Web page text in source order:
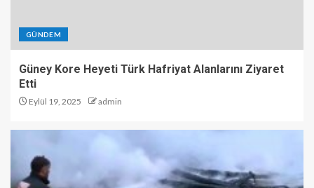
GÜNDEM
Güney Kore Heyeti Türk Hafriyat Alanlarını Ziyaret
Etti
Eylül 19, 2025 admin